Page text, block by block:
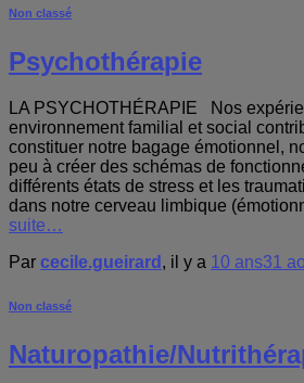
Non classé
Psychothérapie
LA PSYCHOTHÉRAPIE Nos
environnement familial et social
constituer notre bagage émotionnel,
peu à créer des schémas de
différents états de stress et les
dans notre cerveau limbique
suite…
Par cecile.gueirard , il y a 10 ans31
Non classé
Naturopathie/